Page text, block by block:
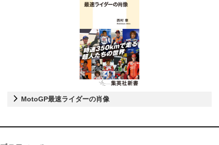
MotoGP最速ライダーの肖像